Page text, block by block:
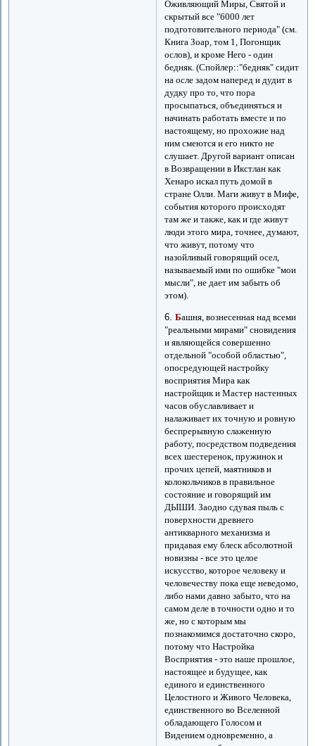
Оживляющий Миры, Святой и
скрытый все "6000 лет
подготовительного периода" (см.
Книга Зоар, том 1, Погонщик
ослов), и кроме Него - один
бедняк. (Спойлер::"бедняк" сидит
на осле задом наперед и дудит в
дудку про то, что пора
просыпаться, объединяться и
начинать работать вместе и по
настоящему, но прохожие над
ним смеются и его никто не
слушает. Другой вариант описан
в Возвращении в Икстлан как
Хенаро искал путь домой в
стране Олли. Маги живут в Мифе,
события которого происходят
там же и также, как и где живут
люди этого мира, точнее, думают,
что живут, потому что
назойливый говорящий осел,
называемый ими по ошибке "мои
мысли", не дает им забыть об
этом).
6.Башня, вознесенная над всеми
"реальными мирами" сновидения
и являющейся совершенно
отдельной "особой областью",
опосредующей настройку
восприятия Мира как
настройщик и Мастер настенных
часов обуславливает и
налаживает их точную и ровную
беспрерывную слаженную
работу, посредством подведения
всех шестеренок, пружинок и
прочих цепей, маятников и
колокольчиков в правильное
состояние и говорящий им
ДЫШИ. Заодно сдувая пыль с
поверхности древнего
антикварного механизма и
придавая ему блеск абсолютной
новизны - все это целое
искусство, которое человеку и
человечеству пока еще неведомо,
либо нами давно забыто, что на
самом деле в точности одно и то
же, но с которым мы
познакомимся достаточно скоро,
потому что Настройка
Восприятия - это наше прошлое,
настоящее и будущее, как
единого и единственного
Целостного и Живого Человека,
единственного во Вселенной
обладающего Голосом и
Видением одновременно, а